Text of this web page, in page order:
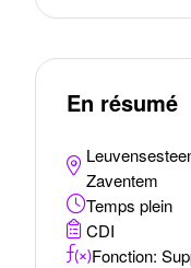
En résumé
Zaventem
Temps plein
CDI
Fonction: